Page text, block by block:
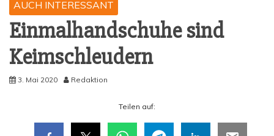
AUCH INTERESSANT
Ein­mal­hand­schu­he sind
Keimschleudern
3. Mai 2020 Redaktion
Tei­len auf: